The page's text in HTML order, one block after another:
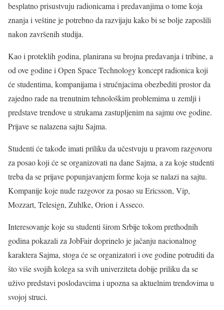
besplatno prisustvuju radionicama i predavanjima o tome koja
znanja i veštine je potrebno da razvijaju kako bi se bolje zaposlili
nakon završenih studija.
Kao i proteklih godina, planirana su brojna predavanja i tribine, a
od ove godine i Open Space Technology koncept radionica koji
će studentima, kompanijama i stručnjacima obezbediti prostor da
zajedno rade na trenutnim tehnološkim problemima u zemlji i
predstave trendove u strukama zastupljenim na sajmu ove godine.
Prijave se nalazena sajtu Sajma.
Studenti će takođe imati priliku da učestvuju u pravom razgovoru
za posao koji će se organizovati na dane Sajma, a za koje studenti
treba da se prijave popunjavanjem forme koja se nalazi na sajtu.
Kompanije koje nude razgovor za posao su Ericsson, Vip,
Mozzart, Telesign, Zuhlke, Orion i Asseco.
Interesovanje koje su studenti širom Srbije tokom prethodnih
godina pokazali za JobFair doprinelo je jačanju nacionalnog
karaktera Sajma, stoga će se organizatori i ove godine potruditi da
što više svojih kolega sa svih univerziteta dobije priliku da se
uživo predstavi poslodavcima i upozna sa aktuelnim trendovima u
svojoj struci.